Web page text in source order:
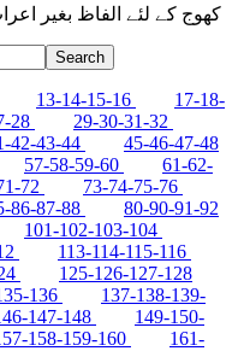
کھوج کے لئے الفاظ بغیر
13-14-15-16
17-18-
28
29-30-31-32
42-43-44
45-46-47-48
57-58-59-60
61-62-
72
73-74-75-76
86-87-88
80-90-91-92
101-102-103-104
113-114-115-116
125-126-127-128
136
137-138-139-
147-148
149-150-
158-159-160
161-